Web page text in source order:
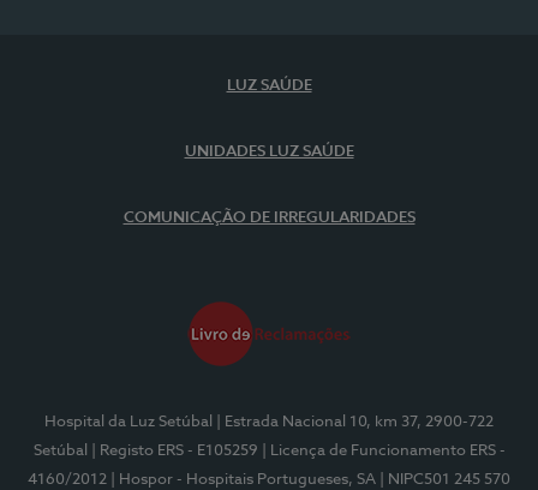
LUZ SAÚDE
UNIDADES LUZ SAÚDE
COMUNICAÇÃO DE IRREGULARIDADES
Hospital da Luz Setúbal
| Estrada Nacional 10, km 37, 2900-722
Setúbal
| Registo ERS - E105259
| Licença de Funcionamento ERS -
4160/2012
| Hospor - Hospitais Portugueses, SA | NIPC501 245 570